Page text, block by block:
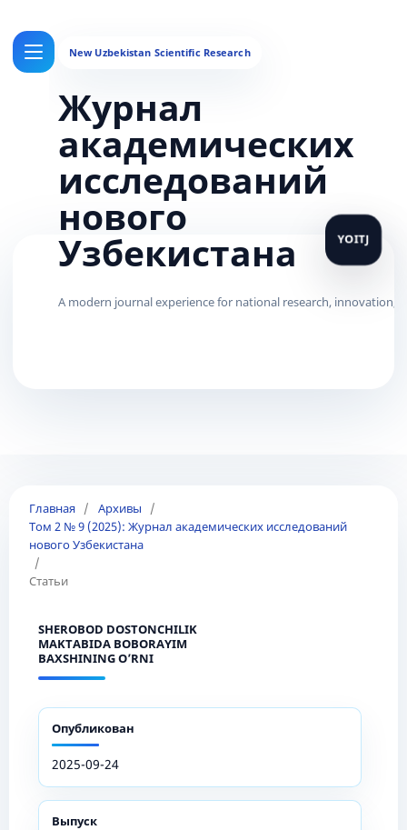
Журнал
академических
исследований
нового
Узбекистана
Главная / Архивы
/
Том 2 № 9 (2025): Журнал академических исследований
нового Узбекистана
/
Статьи
SHEROBOD DOSTONCHILIK
MAKTABIDA BOBORAYIM
BAXSHINING O’RNI
Опубликован
2025-09-24
Выпуск